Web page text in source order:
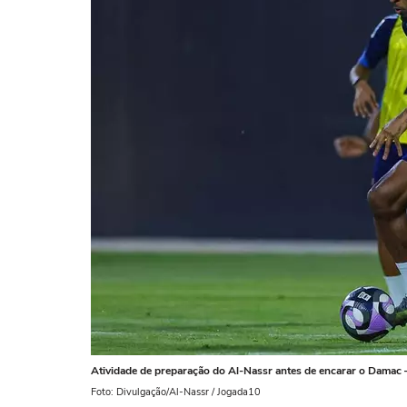
Atividade de preparação do Al-Nassr antes de encarar o Damac
Foto: Divulgação/Al-Nassr / Jogada10